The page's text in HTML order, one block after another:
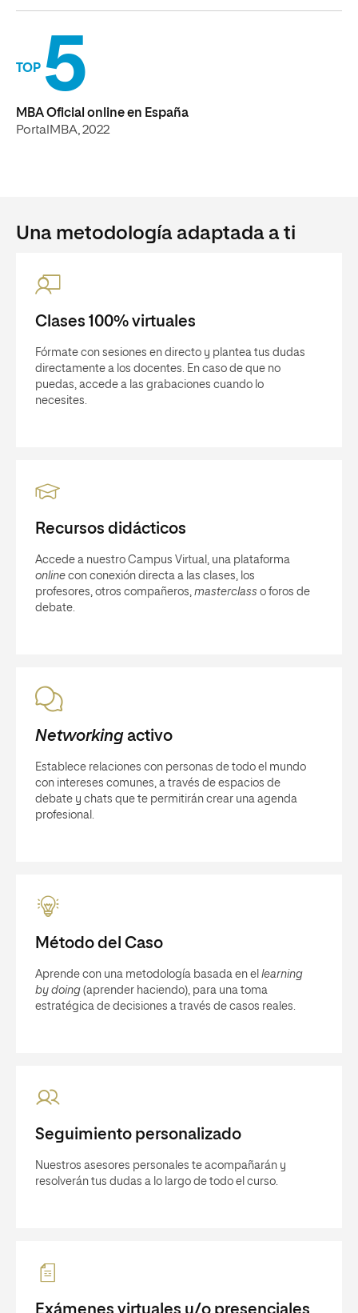
TOP 5
MBA Oficial online en España
PortalMBA, 2022
Una metodología adaptada a ti
Clases 100% virtuales
Fórmate con sesiones en directo y plantea tus dudas
directamente a los docentes. En caso de que no
puedas, accede a las grabaciones cuando lo
necesites.
Recursos didácticos
Accede a nuestro Campus Virtual, una plataforma
online con conexión directa a las clases, los
profesores, otros compañeros, masterclass o foros de
debate.
Networkingactivo
Establece relaciones con personas de todo el mundo
con intereses comunes, a través de espacios de
debate y chats que te permitirán crear una agenda
profesional.
Método del Caso
Aprende con una metodología basada en el learning
by doing (aprender haciendo), para una toma
estratégica de decisiones a través de casos reales.
Seguimiento personalizado
Nuestros asesores personales te acompañarán y
resolverán tus dudas a lo largo de todo el curso.
Exámenes virtuales y/o presenciales